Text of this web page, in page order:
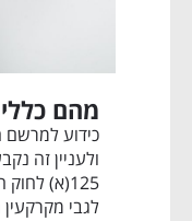
מהם
כידוע למרשם
ולעניין זה
125(א)
לגבי מקרקעין